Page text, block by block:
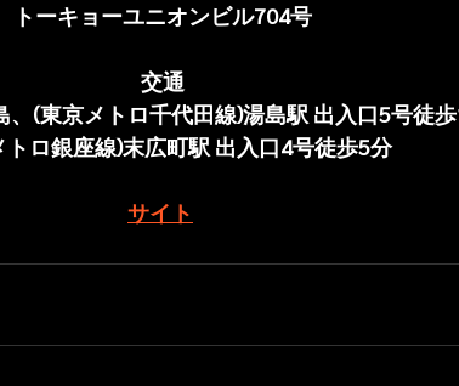
トーキョーユニオンビル704号
交通
、(東京メトロ千代田線)湯島駅 出入口5号徒
トロ銀座線)末広町駅 出入口4号徒歩5分
サイト